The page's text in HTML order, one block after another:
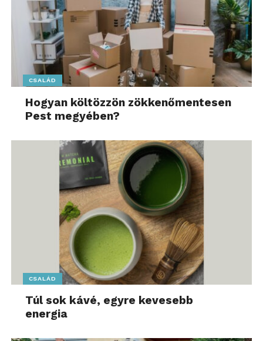
CSALÁD
Hogyan költözzön zökkenőmentesen
Pest megyében?
CSALÁD
Túl sok kávé, egyre kevesebb
energia